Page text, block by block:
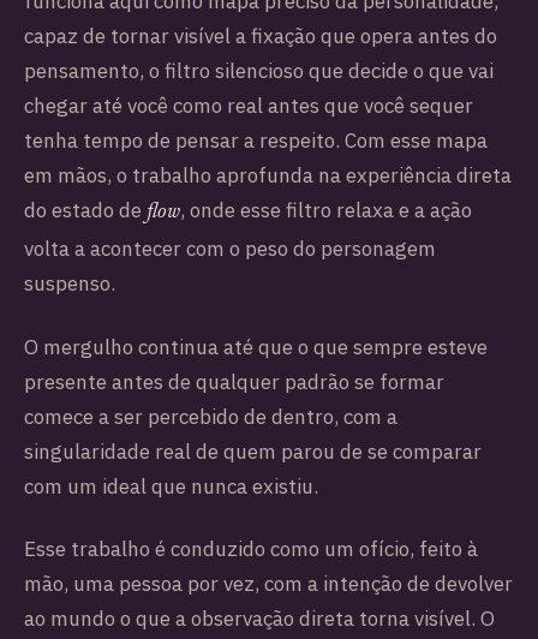
capaz de tornar visível a fixação que opera antes do
pensamento, o filtro silencioso que decide o que vai
chegar até você como real antes que você sequer
tenha tempo de pensar a respeito. Com esse mapa
em mãos, o trabalho aprofunda na experiência direta
do estado de flow, onde esse filtro relaxa e a ação
volta a acontecer com o peso do personagem
suspenso.
O mergulho continua até que o que sempre esteve
presente antes de qualquer padrão se formar
comece a ser percebido de dentro, com a
singularidade real de quem parou de se comparar
com um ideal que nunca existiu.
Esse trabalho é conduzido como um ofício, feito à
mão, uma pessoa por vez, com a intenção de devolver
ao mundo o que a observação direta torna visível. O